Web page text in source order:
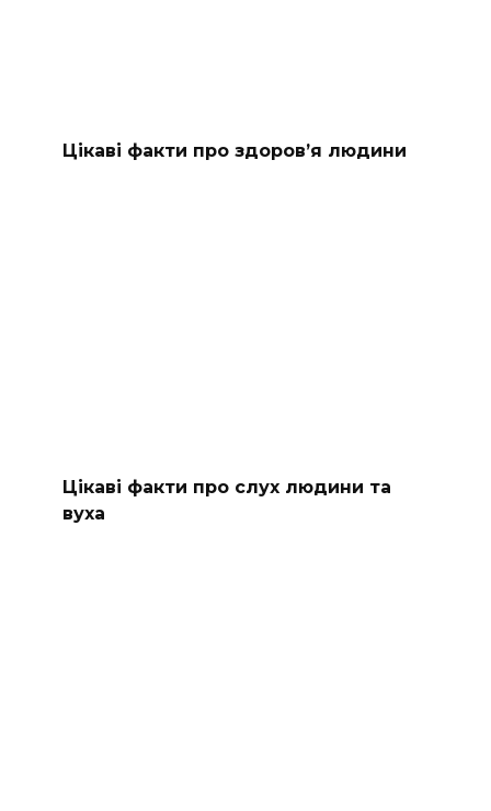
Цікаві факти про здоров’я людини
Цікаві факти про слух людини та
вуха